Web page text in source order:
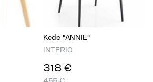
Kėdė "ANNIE"
INTERIO
318 €